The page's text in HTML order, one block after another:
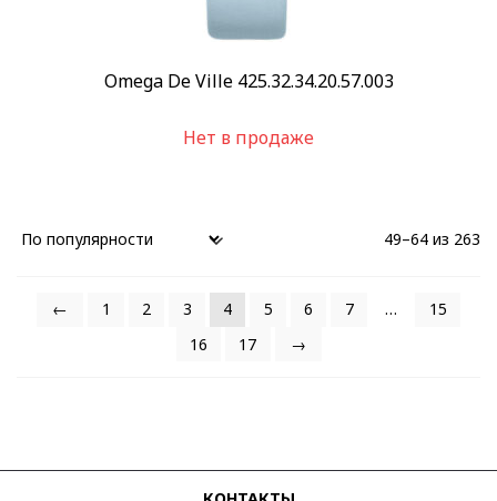
Omega De Ville 425.32.34.20.57.003
Нет в продаже
49–64 из 263
← 1 2 3 4 5 6 7 …
15
16
17 →